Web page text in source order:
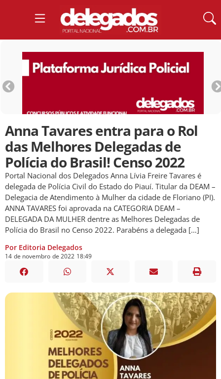
Anna Tavares entra para o Rol
das Melhores Delegadas de
Polícia do Brasil! Censo 2022
Portal Nacional dos Delegados Anna Lívia Freire Tavares é
delegada de Polícia Civil do Estado do Piauí. Titular da DEAM –
Delegacia de Atendimento à Mulher da cidade de Floriano (PI).
ANNA TAVARES foi aprovada na CATEGORIA DEAM –
DELEGADA DA MULHER dentre as Melhores Delegadas de
Polícia do Brasil no Censo 2022. Parabéns a delegada […]
Por Editoria Delegados
14 de novembro de 2022 18:49